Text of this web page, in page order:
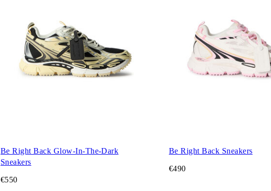
Be Right Back Glow-In-The-Dark
Sneakers
€550
Be Right Back Sneakers
€490